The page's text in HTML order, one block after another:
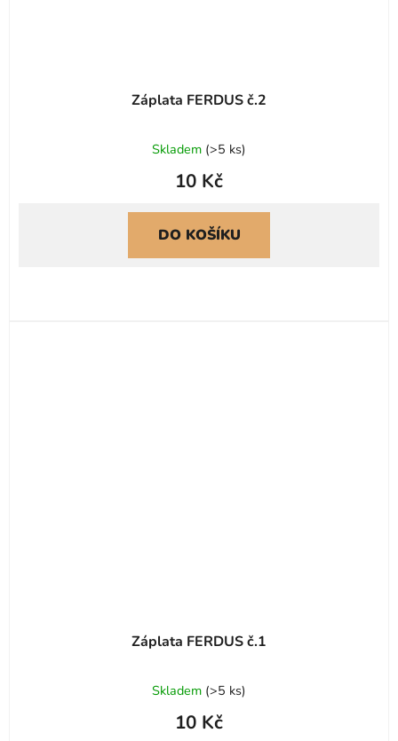
Záplata FERDUS č.2
Skladem (>5 ks)
10 Kč
DO KOŠÍKU
Záplata FERDUS č.1
Skladem (>5 ks)
10 Kč